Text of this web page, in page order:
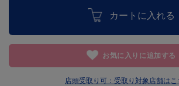
カートに入れる
お気に入りに追加する
店頭受取り可： 受取り対象店舗はこ